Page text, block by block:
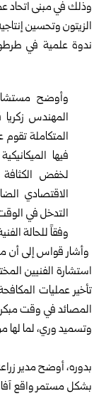
وذلك في مبنى اتحاد
الزيتون وتحسين
وأوضح مستشار
المهندس
المتكاملة
فيها
لخفض
الاقتصادي
التدخل في
وفقاً للحالة
وأشار قواس إلى أن
استشارة الفنيين
تأخير عمليات
المصائد في وقت مبكر،
وتسميد وري، لما لها
بدوره، أوضح مدير
بشكل مستمر واقع